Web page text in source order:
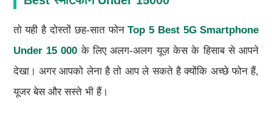
तो यही है दोस्तों छह-सात फोनTop 5 Best 5G Smartphone
Under 15 000के लिए अलग-अलग यूज़ केस के हिसाब से आपने
देखा। अगर आपको लेना है तो आप ले सकते है क्योंकि अच्छे फोन हैं,
यूजर बेस और सस्ते भी हैं।